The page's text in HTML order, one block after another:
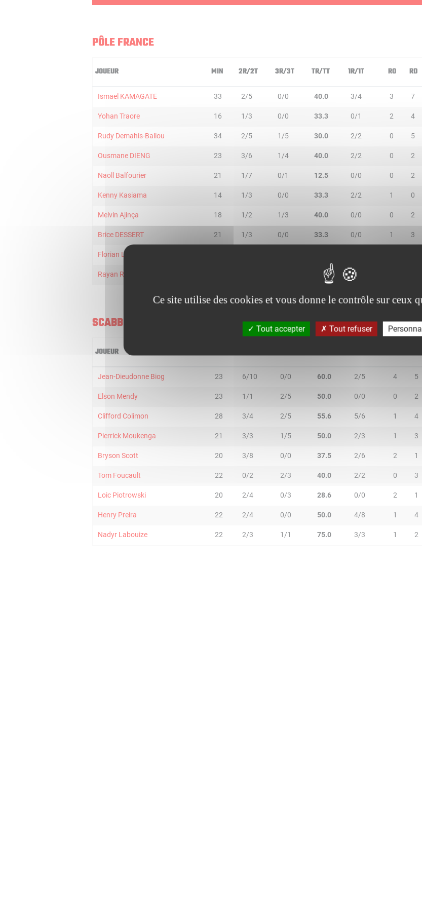
PÔLE FRANCE
JOUEUR MIN 2R/2T 3R/3T TR/TT 1R/1T RO RD
Ismael KAMAGATE 33 2/5 0/0 40.0 3/4 3 7
Yohan Traore 16 1/3 0/0 33.3 0/1 2 4
Rudy Demahis-Ballou 34 2/5 1/5 30.0 2/2 0 5
Ousmane DIENG 23 3/6 1/4 40.0 2/2 0 2
Naoll Balfourier 21 1/7 0/1 12.5 0/0 0 2
Kenny Kasiama 14 1/3 0/0 33.3 2/2 1 0
Melvin Ajinça 18 1/2 1/3 40.0 0/0 0 2
Brice DESSERT 21 1/3 0/0 33.3 0/0 1 3
Florian Louart
Rayan RUPERT 50.0 0/0
SCABB
JOUEUR
Jean-Dieudonne Biog 23 6/10 0/0 60.0 2/5 4 5
Elson Mendy 23 1/1 2/5 50.0 0/0 0 2
Clifford Colimon 28 3/4 2/5 55.6 5/6 1 4
Pierrick Moukenga 21 3/3 1/5 50.0 2/3 1 3
Bryson Scott 20 3/8 0/0 37.5 2/6 2 1
Tom Foucault 22 0/2 2/3 40.0 2/2 0 3
Loic Piotrowski 20 2/4 0/3 28.6 0/0 2 1
Henry Preira 22 2/4 0/0 50.0 4/8 1 4
Nadyr Labouize 22 2/3 1/1 75.0 3/3 1 2
Ce site utilise des cookies et vous donne le contrôle sur ceux
Tout accepter Tout refuser